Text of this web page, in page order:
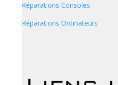
Réparations Consoles
Réparations Ordinateurs